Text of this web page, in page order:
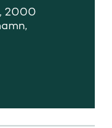
2000